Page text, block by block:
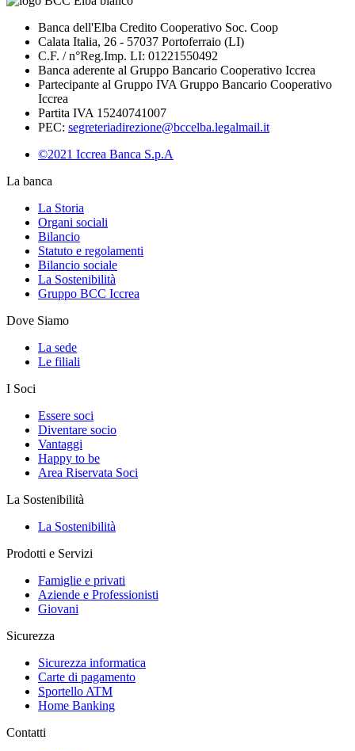
Banca dell'Elba Credito Cooperativo Soc. Coop
Calata Italia, 26 - 57037 Portoferraio (LI)
C.F. / n°Reg.Imp. LI: 01221550492
Banca aderente al Gruppo Bancario Cooperativo Iccrea
Partecipante al Gruppo IVA Gruppo Bancario Cooperativo
Iccrea
Partita IVA 15240741007
PEC: segreteriadirezione@bccelba.legalmail.it
©2021 Iccrea Banca S.p.A
La banca
La Storia
Organi sociali
Bilancio
Statuto e regolamenti
Bilancio sociale
La Sostenibilità
Gruppo BCC Iccrea
Dove Siamo
La sede
Le filiali
I Soci
Essere soci
Diventare socio
Vantaggi
Happy to be
Area Riservata Soci
La Sostenibilità
La Sostenibilità
Prodotti e Servizi
Famiglie e privati
Aziende e Professionisti
Giovani
Sicurezza
Sicurezza informatica
Carte di pagamento
Sportello ATM
Home Banking
Contatti